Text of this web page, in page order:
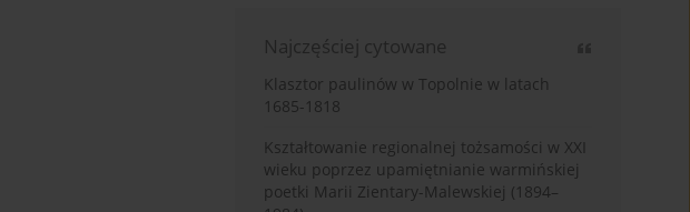
Najczęściej cytowane
Klasztor paulinów w Topolnie w latach
1685-1818
Kształtowanie regionalnej tożsamości w XXI
wieku poprzez upamiętnianie warmińskiej
poetki Marii Zientary-Malewskiej (1894–